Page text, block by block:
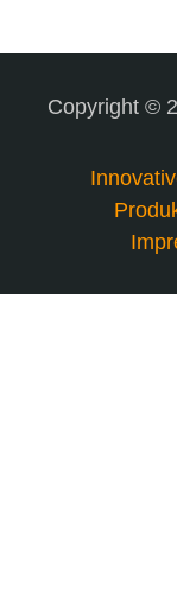
Copyright ©